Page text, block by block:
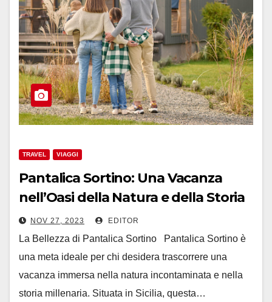
TRAVEL VIAGGI
Pantalica Sortino: Una Vacanza
nell’Oasi della Natura e della Storia
NOV 27, 2023 EDITOR
La Bellezza di Pantalica Sortino Pantalica Sortino è
una meta ideale per chi desidera trascorrere una
vacanza immersa nella natura incontaminata e nella
storia millenaria. Situata in Sicilia, questa…